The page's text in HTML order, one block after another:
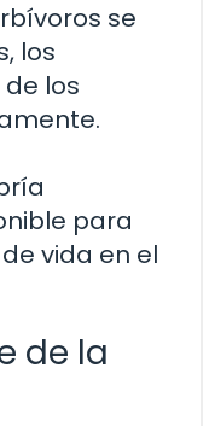
se
los
los
para
vida en el
de la